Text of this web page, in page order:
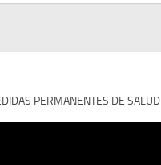
PERMANENTES DE SALUD